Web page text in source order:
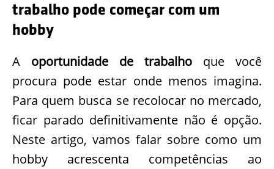
trabalho pode começar com um
hobby
A oportunidade de trabalho que você
procura pode estar onde menos imagina.
Para quem busca se recolocar no mercado,
ficar parado definitivamente não é opção.
Neste artigo, vamos falar sobre como um
hobby acrescenta competências ao